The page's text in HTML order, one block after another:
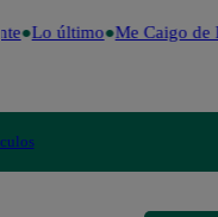
Lo último Me Caigo de